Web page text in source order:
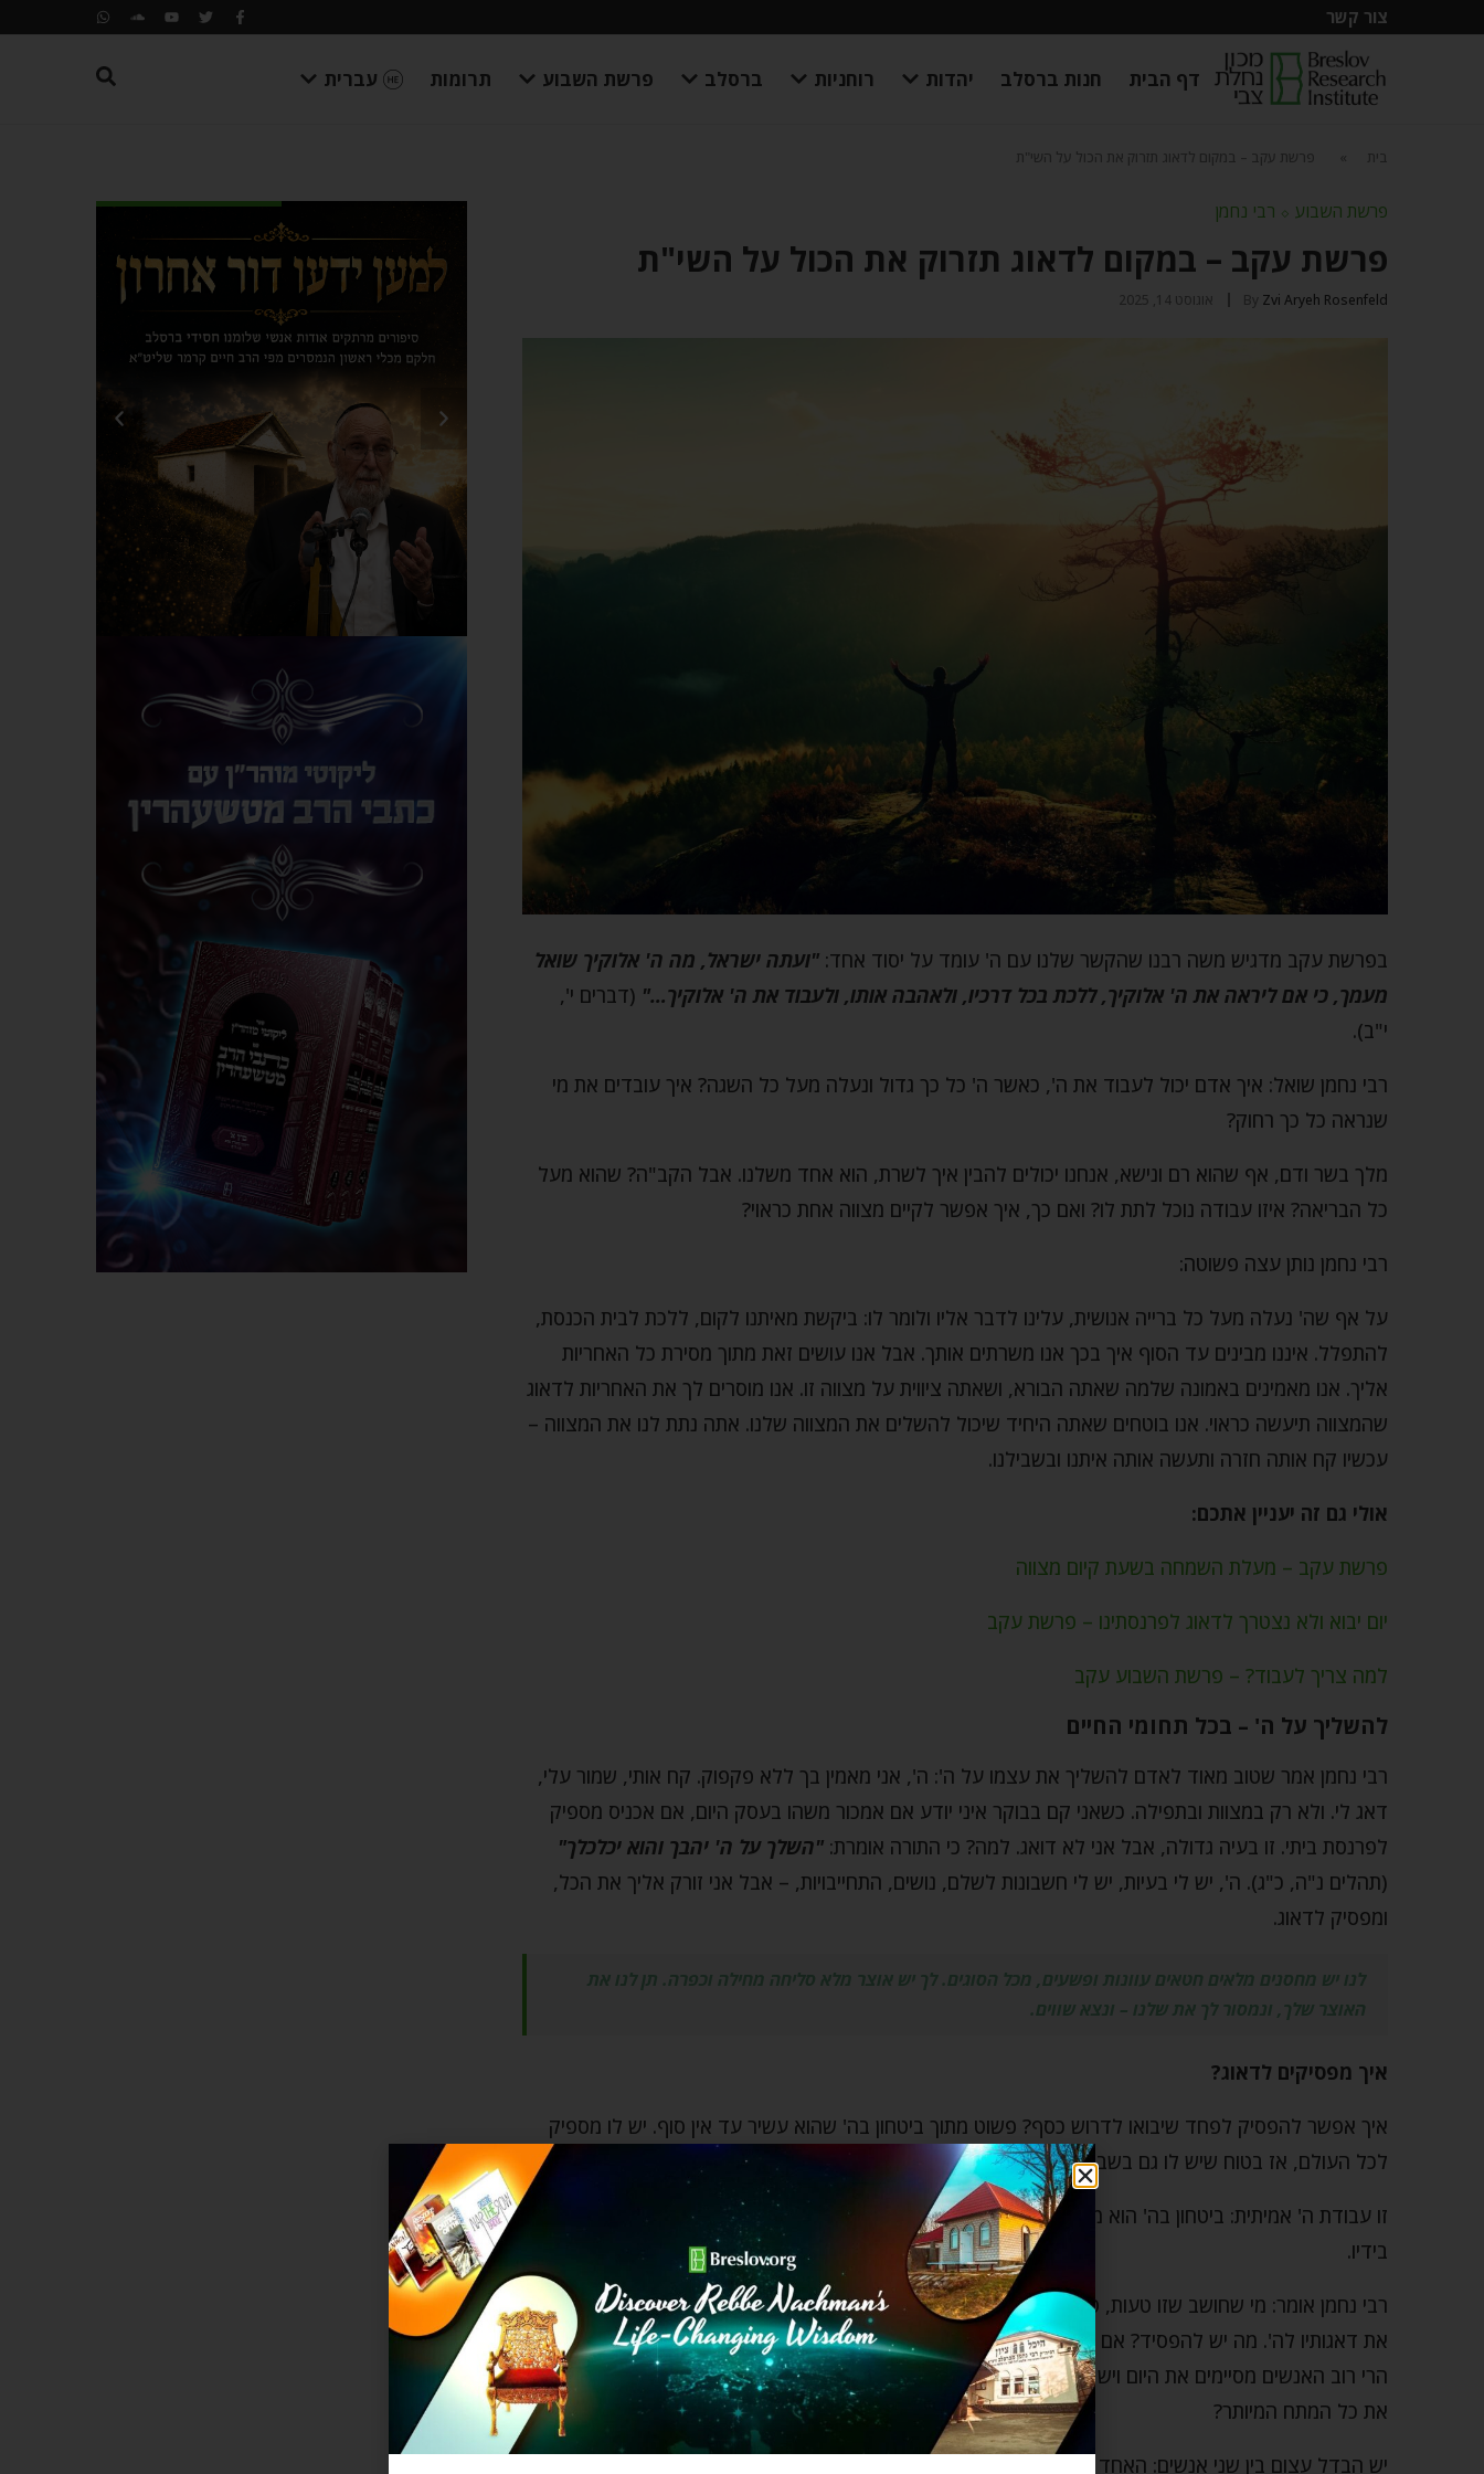
צור קשר
דף הבית חנות ברסלב יהדות רוחניות ברסלב פרשת השבוע תרומות עברית
בית פרשת עקב – במקום לדאוג תזרוק את הכול על השי"ת
פרשת השבוע ⬦ רבי נחמן
פרשת עקב – במקום לדאוג תזרוק את הכול על השי"ת
By Zvi Aryeh Rosenfeld אוגוסט 14, 2025
בפרשת עקב מדגיש משה רבנו שהקשר שלנו עם ה' עומד על יסוד אחד: "ועתה ישראל, מה ה' אלוקיך שואל
מעמך, כי אם ליראה את ה' אלוקיך, ללכת בכל דרכיו, ולאהבה אותו, ולעבוד את ה' אלוקיך…" (דברים י',
י"ב).
רבי נחמן שואל: איך אדם יכול לעבוד את ה', כאשר ה' כל כך גדול ונעלה מעל כל השגה? איך עובדים את מי
שנראה כל כך רחוק?
מלך בשר ודם, אף שהוא רם ונישא, אנחנו יכולים להבין איך לשרת, הוא אחד משלנו. אבל הקב"ה? שהוא מעל
כל הבריאה? איזו עבודה נוכל לתת לו? ואם כך, איך אפשר לקיים מצווה אחת כראוי?
רבי נחמן נותן עצה פשוטה:
על אף שה' נעלה מעל כל ברייה אנושית, עלינו לדבר אליו ולומר לו: ביקשת מאיתנו לקום, ללכת לבית הכנסת,
להתפלל. איננו מבינים עד הסוף איך בכך אנו משרתים אותך. אבל אנו עושים זאת מתוך מסירת כל האחריות
אליך. אנו מאמינים באמונה שלמה שאתה הבורא, ושאתה ציווית על מצווה זו. אנו מוסרים לך את האחריות לדאוג
שהמצווה תיעשה כראוי. אנו בוטחים שאתה היחיד שיכול להשלים את המצווה שלנו. אתה נתת לנו את המצווה –
עכשיו קח אותה חזרה ותעשה אותה איתנו ובשבילנו.
אולי גם זה יעניין אתכם:
פרשת עקב – מעלת השמחה בשעת קיום מצווה
יום יבוא ולא נצטרך לדאוג לפרנסתינו – פרשת עקב
למה צריך לעבוד? – פרשת השבוע עקב
להשליך על ה' – בכל תחומי החיים
רבי נחמן אמר שטוב מאוד לאדם להשליך את עצמו על ה': ה', אני מאמין בך ללא פקפוק. קח אותי, שמור עלי,
דאג לי. ולא רק במצוות ובתפילה. כשאני קם בבוקר איני יודע אם אמכור משהו בעסק היום, אם אכניס מספיק
לפרנסת ביתי. זו בעיה גדולה, אבל אני לא דואג. למה? כי התורה אומרת: "השלך על ה' יהבך והוא יכלכלך"
(תהלים נ"ה, כ"ג). ה', יש לי בעיות, יש לי חשבונות לשלם, נושים, התחייבויות, – אבל אני זורק אליך את הכל,
ומפסיק לדאוג.
לנו יש מחסנים מלאים חטאים עוונות ופשעים, מכל הסוגים. לך יש אוצר מלא סליחה מחילה וכפרה. תן לנו את
האוצר שלך, ונמסור לך את שלנו – ונצא שווים.
איך מפסיקים לדאוג?
איך אפשר להפסיק לפחד שיבואו לדרוש כסף? פשוט מתוך ביטחון בה' שהוא עשיר עד אין סוף. יש לו מספיק
לכל העולם, אז בטוח שיש לו גם בשבילי.
זו עבודת ה' אמיתית: ביטחון בה' הוא מצווה. עבודת ה' פירושה לקיים את מצוותיו ולהניח את הדאגות והבעיות
בידיו.
רבי נחמן אומר: מי שחושב שזו טעות, טועה עוד יותר אם לא יעשה כך. ראו את השיער הלבן של מי שלא מוסר
את דאגותיו לה'. מה יש להפסיד? אם כל היום לא תדאג אלא תבטח בה', רוב הסיכויים שהכול לבסוף יסתדר.
הרי רוב האנשים מסיימים את היום ויש להם מה לאכול ויש להם פתרון מספק לצרכים הדחופים, אז למה לשאת
את כל המתח המיותר?
יש הבדל עצום בין שני אנשים: האחד נושא עמו את כל דאגותיו כל היום – ובסוף רואה שלא היה בכך צורך.